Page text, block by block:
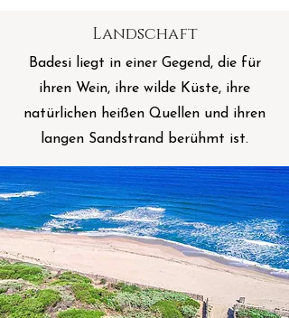
Landschaft
Badesi liegt in einer Gegend, die für
ihren Wein, ihre wilde Küste, ihre
natürlichen heißen Quellen und ihren
langen Sandstrand berühmt ist.